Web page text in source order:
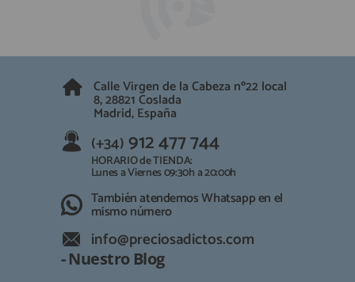
Calle Virgen de la Cabeza nº22 local
8, 28821 Coslada
Madrid, España
(+34) 912 477 744
HORARIO de TIENDA:
Lunes a Viernes 09:30h a 20:00h
También atendemos Whatsapp en el
mismo número
info@preciosadictos.com
- Nuestro Blog